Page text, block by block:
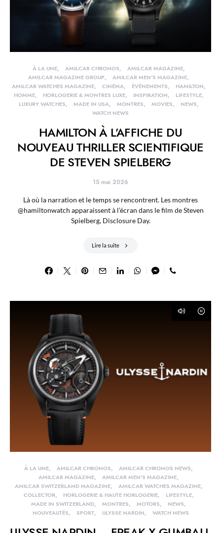
À LA UNE AMILCAR CHRONOS
AMILCAR MAGAZINE
AMILCAR MAGAZINE GROUP
AMILCAR MEN'S MAGAZINE
AMILCAR WATCHES MAGAZINE
CINÉMA ÉVÉNEMENTS
HAMILTON
HOMME
HORLOGERIE & MONTRES LUXE INSPIRATION
LIFESTYLE
LUXURY WATCHES
MADE IN USA MONTRES MOVIES
NEWS
WATCH NEWS
HAMILTON À L’AFFICHE DU
NOUVEAU THRILLER SCIENTIFIQUE
DE STEVEN SPIELBERG
15 mai 2026
Là où la narration et le temps se rencontrent. Les montres
@hamiltonwatch apparaissent à l’écran dans le film de Steven
Spielberg, Disclosure Day.
Lire la suite
À LA UNE AMILCAR CHRONOS
AMILCAR CHRONOS NEWS
AMILCAR MAGAZINE
AMILCAR MEN'S MAGAZINE
AMILCAR SWITZERLAND MAGAZINE
AMILCAR WATCHES MAGAZINE
COLLECTOR
HORLOGERIE & HAUTE HORLOGERIE
LIFESTYLE
MADE IN SWITZERLAND
MONTRES MOTORS
NEWS
NOUVEAUTÉS
SPORT ULYSSE NARDIN WATCH NEWS